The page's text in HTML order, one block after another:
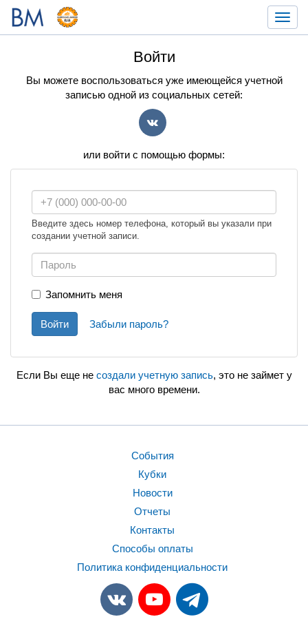
Войти
Вы можете воспользоваться уже имеющейся учетной
записью одной из социальных сетей:
или войти с помощью формы:
Введите здесь номер телефона, который вы указали при
создании учетной записи.
Запомнить меня
Войти Забыли пароль?
Если Вы еще не создали учетную запись, это не займет у
вас много времени.
События
Кубки
Новости
Отчеты
Контакты
Способы оплаты
Политика конфиденциальности